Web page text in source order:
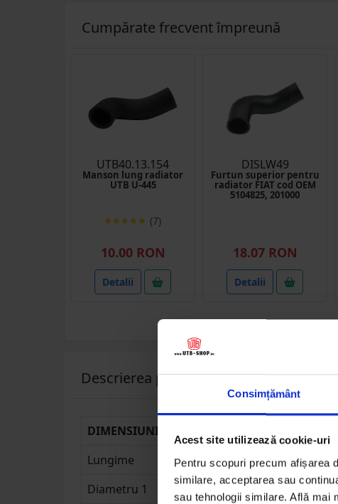
Consimțământ
Acest site utilizează cookie-uri
Pentru scopuri precum afișarea
similare, acceptarea sau
sau tehnologii similare. Află mai
Cumpărate frecvent împreună
UTB40.13.154
Manson lung radiator
UTB U-445
(7)
10.00 RON
Detalii
DISLW49
Furtun superior pentru
radiator FIAT cod OEM
5104825, 201000
18.07 RON
Detalii
Descrierea produsului
DIMENSIUNI
Lungime
Diametru 1
45